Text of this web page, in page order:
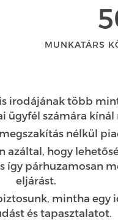
MUNKATÁRS
irodájának több
számára kínál
nélkül
azáltal, hogy
párhuzamosan
eljárást.
mintha
és tapasztalatot.